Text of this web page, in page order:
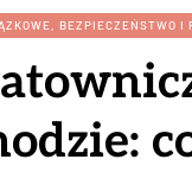
BEZPIECZEŃSTWO I